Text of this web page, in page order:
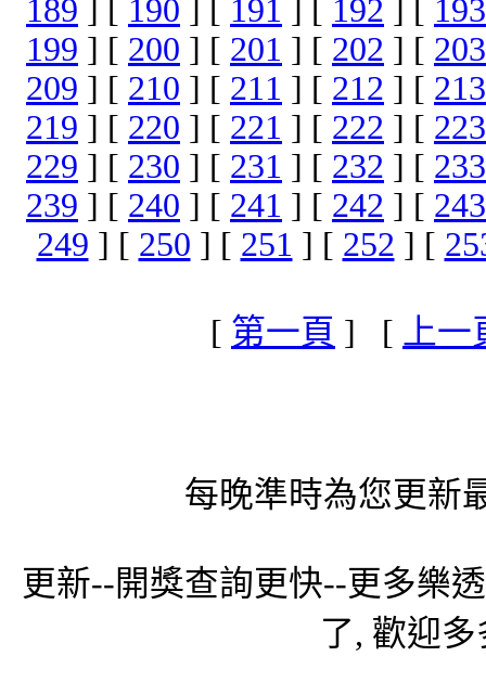
189 ] [ 190 ] [ 191 ] [ 192 ] [ 193
199 ] [ 200 ] [ 201 ] [ 202 ] [ 203
209 ] [ 210 ] [ 211 ] [ 212 ] [ 213
219 ] [ 220 ] [ 221 ] [ 222 ] [ 223
229 ] [ 230 ] [ 231 ] [ 232 ] [ 233
239 ] [ 240 ] [ 241 ] [ 242 ] [ 243
249 ] [ 250 ] [ 251 ] [ 252 ] [
[ 第一頁 ] [ 上一
每晚準時為您更新
更新--開獎查詢更快--更多樂
了, 歡迎